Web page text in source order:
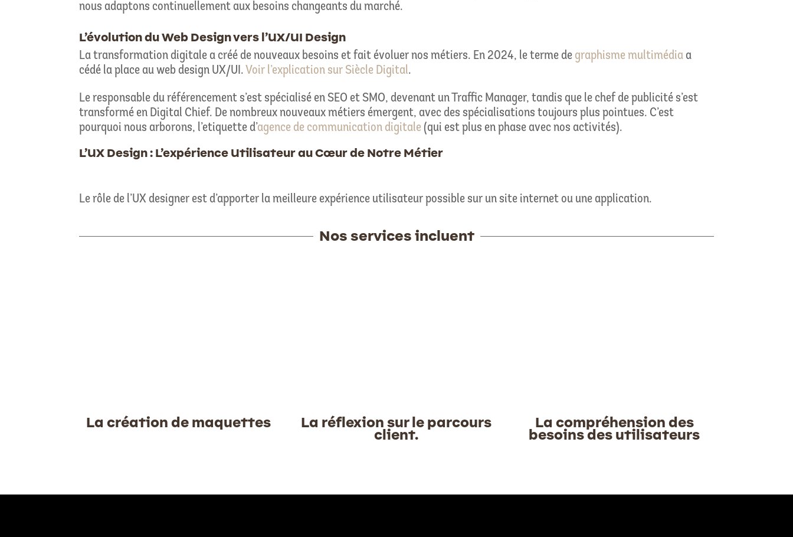
nous adaptons continuellement aux besoins changeants du marché.
L’évolution du Web Design vers l’UX/UI Design
La transformation digitale a créé de nouveaux besoins et fait évoluer nos métiers. En 2024, le terme de graphisme multimédiaa
cédé la place au web design UX/UI. Voir l’explication sur Siècle Digital.
Le responsable du référencement s’est spécialisé en SEO et SMO, devenant un Traffic Manager, tandis que le chef de publicité s’est
transformé en Digital Chief. De nombreux nouveaux métiers émergent, avec des spécialisations toujours plus pointues. C’est
pourquoi nous arborons, l’etiquette d’agence de communication digitale (qui est plus en phase avec nos activités).
L’UX Design : L’expérience Utilisateur au Cœur de Notre Métier
Le rôle de l’UX designer est d’apporter la meilleure expérience utilisateur possible sur un site internet ou une application.
Nos services incluent
La création de maquettes La réflexion sur le parcours
client.
La compréhension des
besoins des utilisateurs